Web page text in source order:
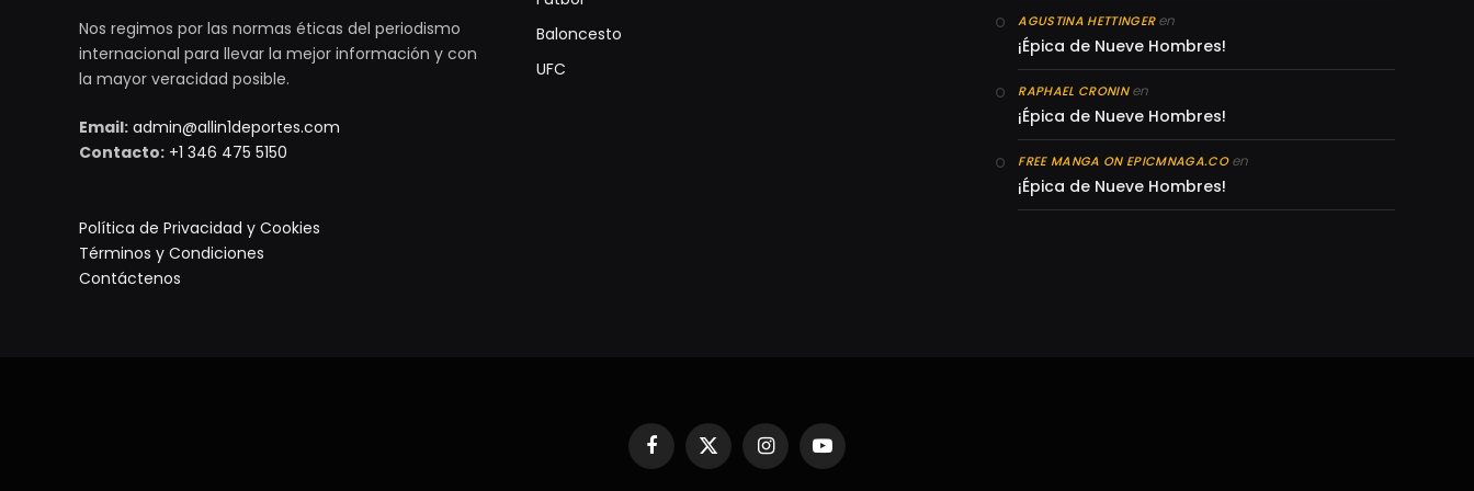
Nos regimos por las normas éticas del periodismo
internacional para llevar la mejor información y con
la mayor veracidad posible.
Email: admin@allin1deportes.com
Contacto: +1 346 475 5150
Política de Privacidad y Cookies
Términos y Condiciones
Contáctenos
Baloncesto
UFC
AGUSTINA HETTINGERen
¡Épica de Nueve Hombres!
RAPHAEL CRONINen
¡Épica de Nueve Hombres!
FREE MANGA ON EPICMNAGA.COen
¡Épica de Nueve Hombres!
Facebook
X
(Twitter)
InstagramYouTube